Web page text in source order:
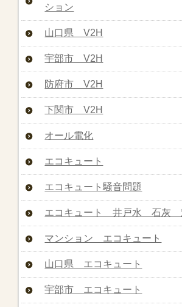
ション
山口県 V2H
宇部市 V2H
防府市 V2H
下関市 V2H
オール電化
エコキュート
エコキュート騒音問題
エコキュート 井戸水 石灰
マンション エコキュート
山口県 エコキュート
宇部市 エコキュート